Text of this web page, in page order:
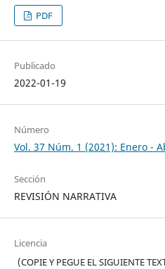
PDF
Publicado
2022-01-19
Número
Vol. 37 Núm. 1 (2021): Enero -
Sección
REVISIÓN NARRATIVA
Licencia
(COPIE Y PEGUE EL SIGUIENTE